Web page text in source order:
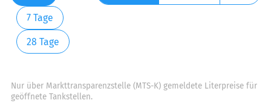
7 Tage
28 Tage
Nur über Markttransparenzstelle (MTS-K) gemeldete Literpreise für
geöffnete Tankstellen.